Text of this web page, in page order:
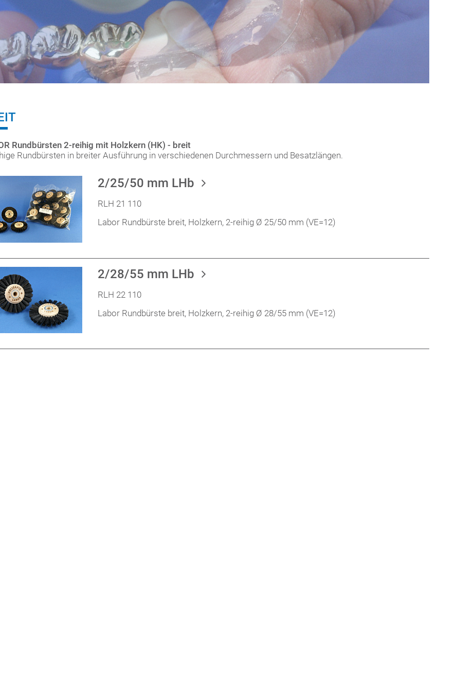
Rundbürsten 2-reihig mit Holzkern (HK) - breit
Rundbürsten in breiter Ausführung in verschiedenen Durchmessern und Besatzlängen.
2/25/50 mm LHb
RLH 21 110
Labor Rundbürste breit, Holzkern, 2-reihig Ø 25/50 mm (VE=12)
2/28/55 mm LHb
RLH 22 110
Labor Rundbürste breit, Holzkern, 2-reihig Ø 28/55 mm (VE=12)